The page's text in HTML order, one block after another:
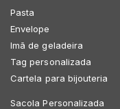
Pasta
Envelope
Imã de geladeira
Tag personalizada
Cartela para bijouteria
Sacola Personalizada